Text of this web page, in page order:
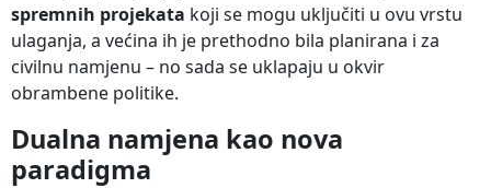
spremnih projekata koji se mogu uključiti u ovu vrstu
ulaganja, a većina ih je prethodno bila planirana i za
civilnu namjenu – no sada se uklapaju u okvir
obrambene politike.
Dualna namjena kao nova
paradigma